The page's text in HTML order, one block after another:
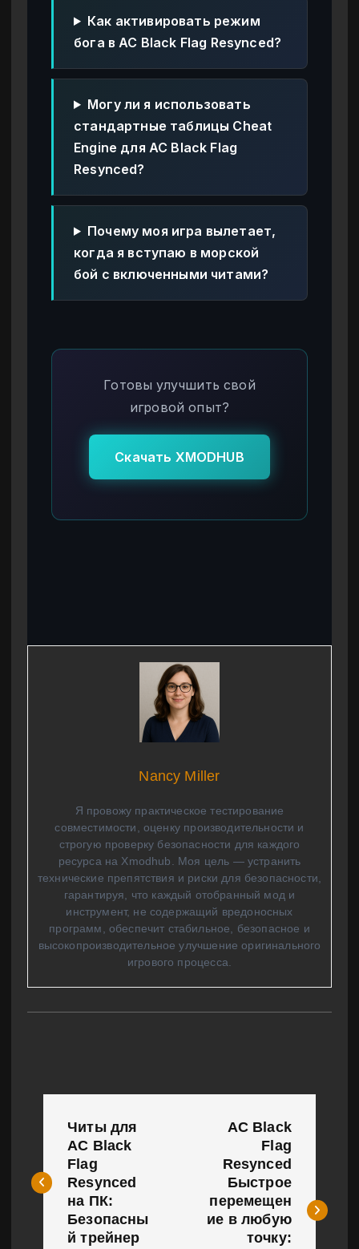
Как активировать режим
бога в AC Black Flag Resynced?
Могу ли я использовать
стандартные таблицы Cheat
Engine для AC Black Flag
Resynced?
Почему моя игра вылетает,
когда я вступаю в морской
бой с включенными читами?
Готовы улучшить свой
игровой опыт?
Скачать XMODHUB
Nancy Miller
Я провожу практическое тестирование
совместимости, оценку производительности и
строгую проверку безопасности для каждого
ресурса на Xmodhub. Моя цель — устранить
технические препятствия и риски для безопасности,
гарантируя, что каждый отобранный мод и
инструмент, не содержащий вредоносных
программ, обеспечит стабильное, безопасное и
высокопроизводительное улучшение оригинального
игрового процесса.
в
Читы для
AC Black
Flag
Resynced
на ПК:
Безопасны
й трейнер
AC Black
Flag
Resynced
Быстрое
перемещен
ие в любую
точку: